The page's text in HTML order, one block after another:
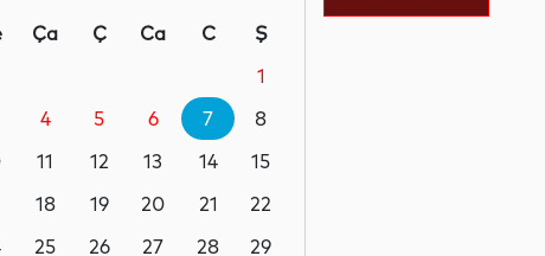
atışma nəticəsində iki nəfər
07 Avqust 17:49
Amerikalı astronavtlar
Beynəlxalq Kosmik Stansiyaya
07 Avqust 17:25
Ça Ç Ca C
Ş
1
4 5 6 7
8
11 12 13 14
15
18 19 20 21
22
25 26 27 28
29